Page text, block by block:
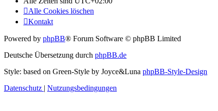
Alle Cookies löschen
Kontakt
Powered by phpBB® Forum Software © phpBB Limited
Deutsche Übersetzung durch phpBB.de
Style: based on Green-Style by Joyce&Luna phpBB-Style-Design
Datenschutz | Nutzungsbedingungen